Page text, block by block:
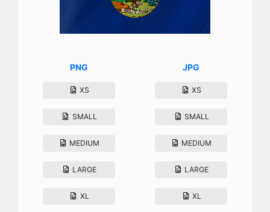
PNG
XS
SMALL
MEDIUM
LARGE
XL
JPG
XS
SMALL
MEDIUM
LARGE
XL